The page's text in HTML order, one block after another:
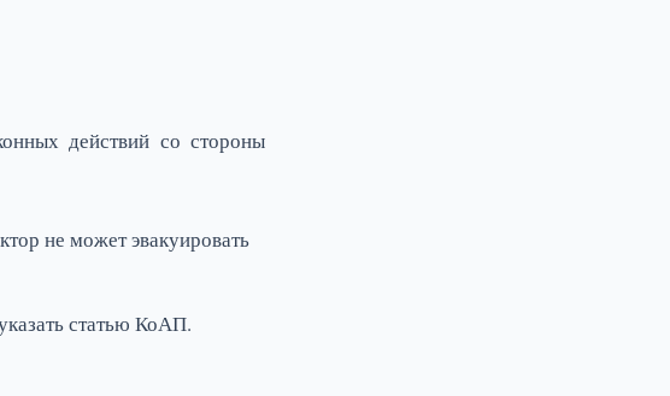
действий со стороны
не может эвакуировать
статью КоАП.